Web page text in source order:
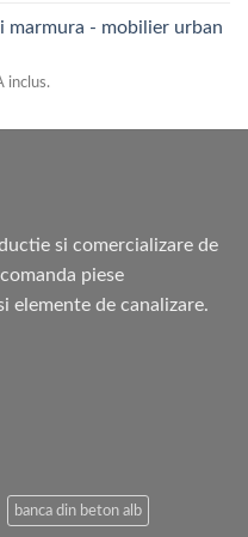
prețuri:
până
8.200,00 lei
marmura - mobilier urban
inclus.
si comercializare de
piese
elemente de canalizare.
banca din beton alb